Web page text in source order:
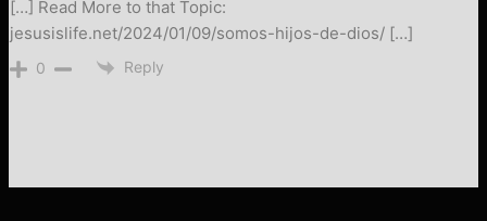
[…] Read More to that Topic:
jesusislife.net/2024/01/09/somos-hijos-de-dios/ […]
0 Reply